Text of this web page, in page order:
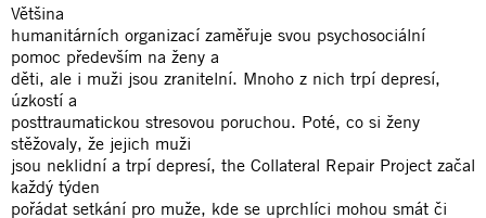
Většina
humanitárních organizací zaměřuje svou psychosociální
pomoc především na ženy a
děti, ale i muži jsou zranitelní. Mnoho z nich trpí depresí,
úzkostí a
posttraumatickou stresovou poruchou. Poté, co si ženy
stěžovaly, že jejich muži
jsou neklidní a trpí depresí, the Collateral Repair Project začal
každý týden
pořádat setkání pro muže, kde se uprchlíci mohou smát či